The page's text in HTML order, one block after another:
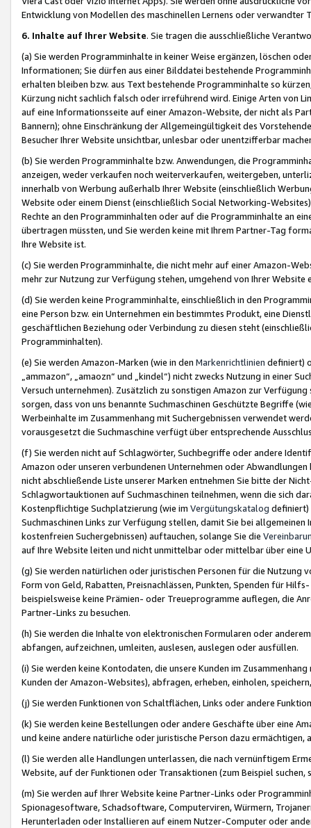
Entwicklung von Modellen des maschinellen Lernens oder
6. Inhalte auf Ihrer Website. Sie tragen die ausschließliche
(a) Sie werden Programminhalte in keiner Weise ergänzen, löschen
Informationen; Sie dürfen aus einer Bilddatei bestehende
erhalten bleiben bzw. aus Text bestehende Programminhalte so
Kürzung nicht sachlich falsch oder irreführend wird. Einige Arten von
auf eine Informationsseite auf einer Amazon-Website, der nicht als
Bannern); ohne Einschränkung der Allgemeingültigkeit des
Besucher Ihrer Website unsichtbar, unlesbar oder unentzifferbar
(b) Sie werden Programminhalte bzw. Anwendungen, die
anzeigen, weder verkaufen noch weiterverkaufen, weitergeben,
innerhalb von Werbung außerhalb Ihrer Website (einschließlich
Website oder einem Dienst (einschließlich Social Networking-
Rechte an den Programminhalten oder auf die Programminhalte an
übertragen müssten, und Sie werden keine mit Ihrem Partner-Tag
Ihre Website ist.
(c) Sie werden Programminhalte, die nicht mehr auf einer Amazon-
mehr zur Nutzung zur Verfügung stehen, umgehend von Ihrer
(d) Sie werden keine Programminhalte, einschließlich in den
eine Person bzw. ein Unternehmen ein bestimmtes Produkt, eine
geschäftlichen Beziehung oder Verbindung zu diesen steht
Programminhalten).
(e) Sie werden Amazon-Marken (wie in den Markenrichtlinien definiert)
„ammazon“, „amaozn“ und „kindel“) nicht zwecks Nutzung in einer
Versuch unternehmen). Zusätzlich zu sonstigen Amazon zur
sorgen, dass von uns benannte Suchmaschinen Geschützte Begriffe
Werbeinhalte im Zusammenhang mit Suchergebnissen verwendet
vorausgesetzt die Suchmaschine verfügt über entsprechende
(f) Sie werden nicht auf Schlagwörter, Suchbegriffe oder andere
Amazon oder unseren verbundenen Unternehmen oder
nicht abschließende Liste unserer Marken entnehmen Sie bitte der
Schlagwortauktionen auf Suchmaschinen teilnehmen, wenn die sich
Kostenpflichtige Suchplatzierung (wie im Vergütungskatalog definiert)
Suchmaschinen Links zur Verfügung stellen, damit Sie bei
kostenfreien Suchergebnissen) auftauchen, solange Sie die
auf Ihre Website leiten und nicht unmittelbar oder mittelbar über eine
(g) Sie werden natürlichen oder juristischen Personen für die Nutzung
Form von Geld, Rabatten, Preisnachlässen, Punkten, Spenden für
beispielsweise keine Prämien- oder Treueprogramme auflegen, die
Partner-Links zu besuchen.
(h) Sie werden die Inhalte von elektronischen Formularen oder
abfangen, aufzeichnen, umleiten, auslesen, auslegen oder ausfüllen.
(i) Sie werden keine Kontodaten, die unsere Kunden im
Kunden der Amazon-Websites), abfragen, erheben, einholen,
(j) Sie werden Funktionen von Schaltflächen, Links oder andere
(k) Sie werden keine Bestellungen oder andere Geschäfte über eine
und keine andere natürliche oder juristische Person dazu
(l) Sie werden alle Handlungen unterlassen, die nach vernünftigem
Website, auf der Funktionen oder Transaktionen (zum Beispiel
(m) Sie werden auf Ihrer Website keine Partner-Links oder
Spionagesoftware, Schadsoftware, Computerviren, Würmern,
Herunterladen oder Installieren auf einem Nutzer-Computer oder